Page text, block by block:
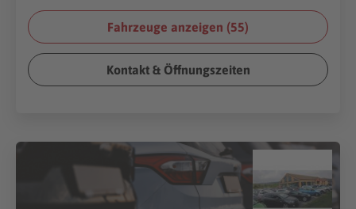
Fahrzeuge anzeigen (55)
Kontakt & Öffnungszeiten